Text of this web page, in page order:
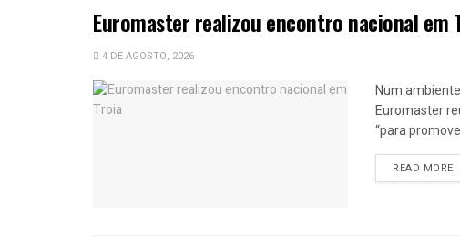
Euromaster realizou encontro nacional em
4 DE AGOSTO, 2026
Num
Euromaster
“para
READ MORE